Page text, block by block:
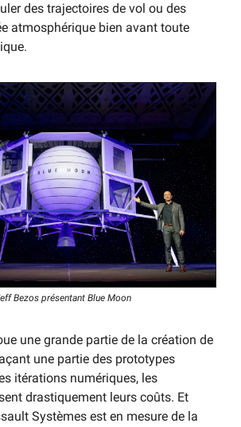
des trajectoires de vol ou des
atmosphérique bien avant toute
Bezos présentant Blue Moon
une grande partie de la création de
une partie des prototypes
itérations numériques, les
drastiquement leurs coûts. Et
Systèmes est en mesure de la